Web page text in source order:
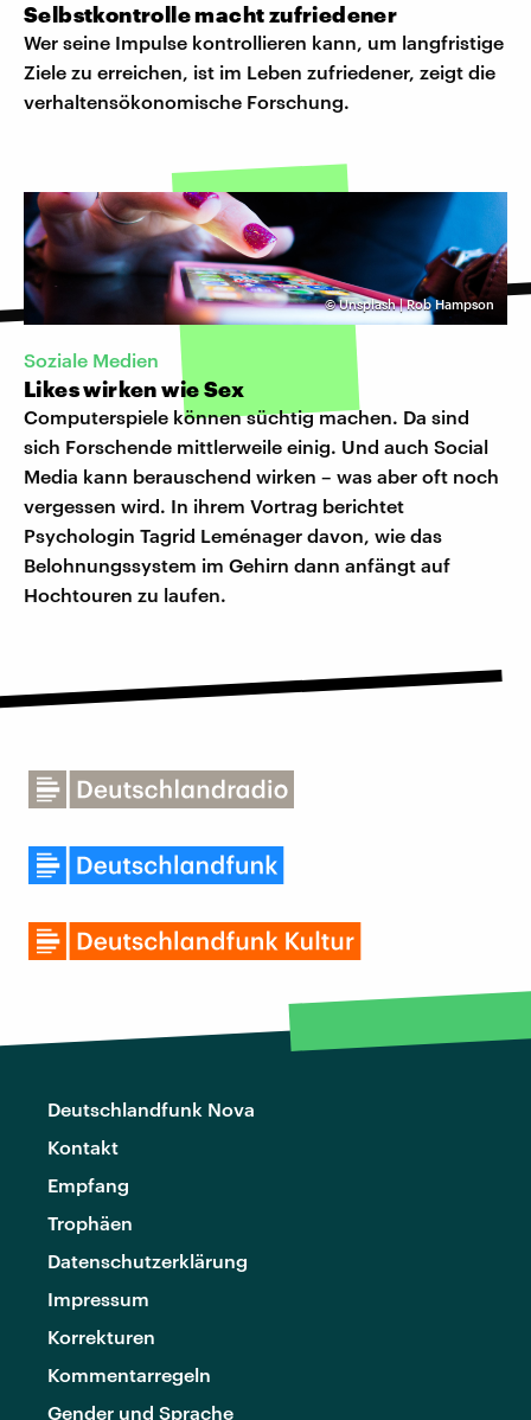
Selbstkontrolle macht zufriedener
Wer seine Impulse kontrollieren kann, um langfristige
Ziele zu erreichen, ist im Leben zufriedener, zeigt die
verhaltensökonomische Forschung.
©Unsplash | Rob Hampson
Soziale Medien
Likes wirken wie Sex
Computerspiele können süchtig machen. Da sind
sich Forschende mittlerweile einig. Und auch Social
Media kann berauschend wirken – was aber oft noch
vergessen wird. In ihrem Vortrag berichtet
Psychologin Tagrid Leménager davon, wie das
Belohnungssystem im Gehirn dann anfängt auf
Hochtouren zu laufen.
Deutschlandfunk Nova
Kontakt
Empfang
Trophäen
Datenschutzerklärung
Impressum
Korrekturen
Kommentarregeln
Gender und Sprache